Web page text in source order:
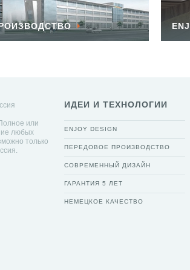
или
любых
только
ИДЕИ И ТЕХНОЛОГИИ
ENJOY DESIGN
ПЕРЕДОВОЕ ПРОИЗВОДСТВО
СОВРЕМЕННЫЙ ДИЗАЙН
ГАРАНТИЯ 5 ЛЕТ
НЕМЕЦКОЕ КАЧЕСТВО